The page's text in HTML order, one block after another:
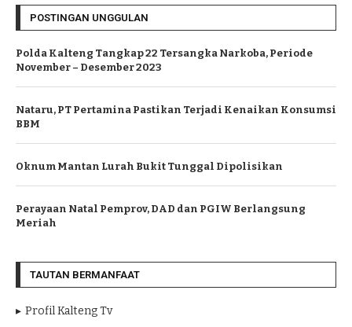
POSTINGAN UNGGULAN
Polda Kalteng Tangkap 22 Tersangka Narkoba, Periode
November – Desember 2023
Nataru, PT Pertamina Pastikan Terjadi Kenaikan Konsumsi
BBM
Oknum Mantan Lurah Bukit Tunggal Dipolisikan
Perayaan Natal Pemprov, DAD dan PGIW Berlangsung
Meriah
TAUTAN BERMANFAAT
Profil Kalteng Tv